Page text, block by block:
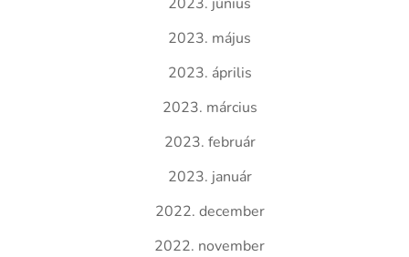
2023. május
2023. április
2023. március
2023. február
2023. január
2022. december
2022. november